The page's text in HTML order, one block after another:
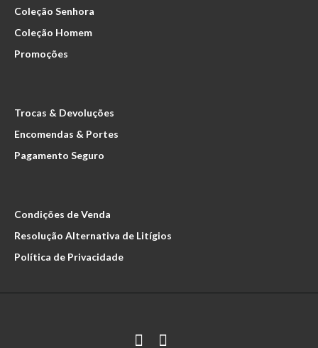
Sapato Homem Clássico em PeleForro em PelePalmilha
Coleção Senhora
Coleção Homem
Promoções
Trocas & Devoluções
Encomendas & Portes
Pagamento Seguro
Condições de Venda
Resolução Alternativa de Litígios
Política de Privacidade